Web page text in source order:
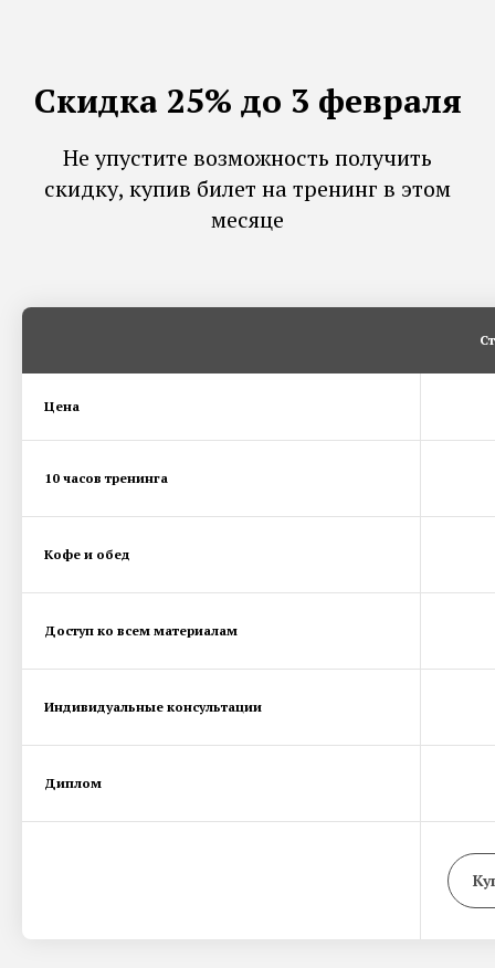
Скидка 25% до 3 февраля
Не упустите возможность получить
скидку, купив билет на тренинг в этом
месяце
Цена
10 часов тренинга
Кофе и обед
Доступ ко всем материалам
Индивидуальные консультации
Диплом